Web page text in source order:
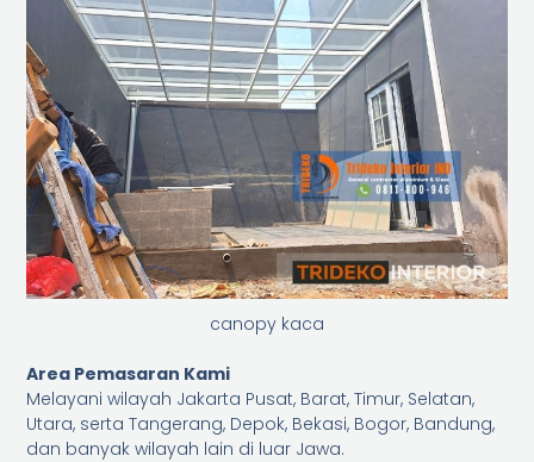
canopy kaca
Area Pemasaran Kami
Melayani wilayah Jakarta Pusat, Barat, Timur, Selatan,
Utara, serta Tangerang, Depok, Bekasi, Bogor, Bandung,
dan banyak wilayah lain di luar Jawa.